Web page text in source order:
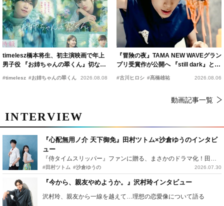
timelesz橋本将生、初主演映画で年上
男子役 『お姉ちゃんの翠くん』切ない
#timelesz #お姉ちゃんの翠くん 2026.08.08
『冒険の夜』TAMA NEW WAVEグラン
プリ受賞作が公開へ 『still dark』と同
#古川ヒロシ #髙橋雄祐 2026.08.06
動画記事一覧
INTERVIEW
『心配無用ノ介 天下御免』田村ツトム×沙倉ゆうのインタビ
ュー
『侍タイムスリッパー』ファンに贈る、まさかのドラマ化！田村ツトム×沙倉ゆうのが語る『心配無用ノ介』撮影秘話
#田村ツトム #沙倉ゆうの 2026.07.30
『今から、親友やめようか。』沢村玲インタビュー
沢村玲、親友から一線を越えて…理想の恋愛像について語る